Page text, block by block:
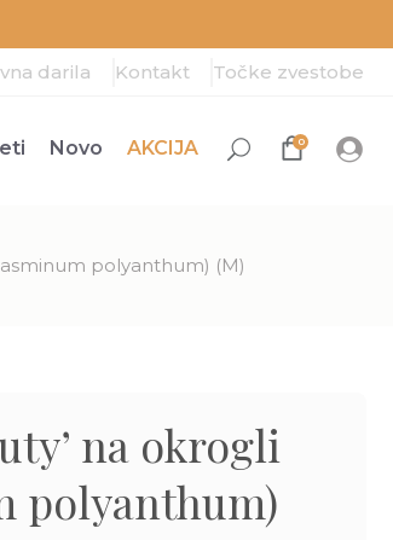
darila Kontakt Točke zvestobe
Novo AKCIJA 0
polyanthum) (M)
na okrogli
polyanthum)